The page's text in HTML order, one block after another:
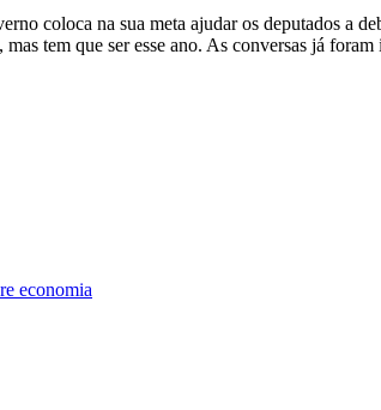
coloca na sua meta ajudar os deputados a
tem que ser esse ano. As conversas já foram
economia